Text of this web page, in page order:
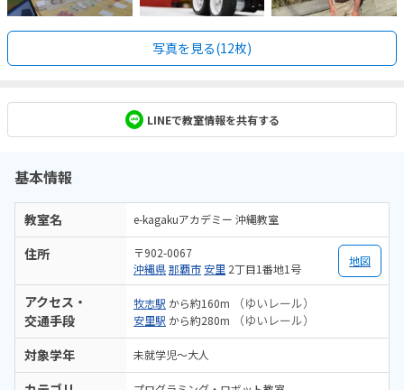
写真を見る(12枚)
LINEで教室情報を共有する
基本情報
教室名 e-kagakuアカデミー 沖縄教室
住所
〒902-0067
沖縄県那覇市 安里 2丁目1番地1号
地図
アクセス・
交通手段
牧志駅 から約160m （ゆいレール）
安里駅 から約280m （ゆいレール）
対象学年 未就学児～大人